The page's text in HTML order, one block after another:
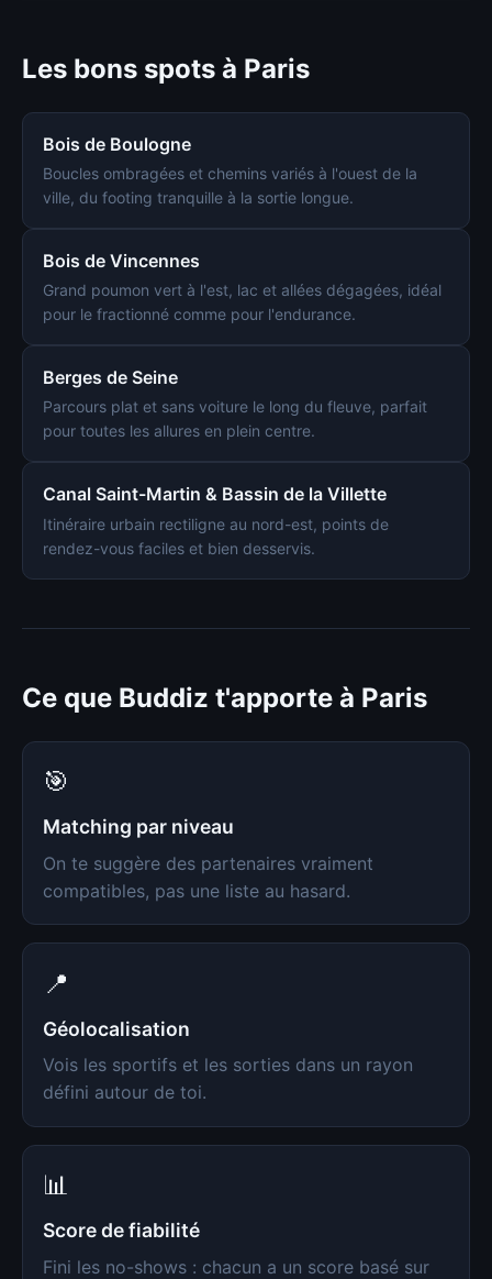
Les bons spots à Paris
Bois de Boulogne
Boucles ombragées et chemins variés à l'ouest de la
ville, du footing tranquille à la sortie longue.
Bois de Vincennes
Grand poumon vert à l'est, lac et allées dégagées, idéal
pour le fractionné comme pour l'endurance.
Berges de Seine
Parcours plat et sans voiture le long du fleuve, parfait
pour toutes les allures en plein centre.
Canal Saint-Martin & Bassin de la Villette
Itinéraire urbain rectiligne au nord-est, points de
rendez-vous faciles et bien desservis.
Ce que Buddiz t'apporte à Paris
🎯
Matching par niveau
On te suggère des partenaires vraiment
compatibles, pas une liste au hasard.
📍
Géolocalisation
Vois les sportifs et les sorties dans un rayon
défini autour de toi.
📊
Score de fiabilité
Fini les no-shows : chacun a un score basé sur